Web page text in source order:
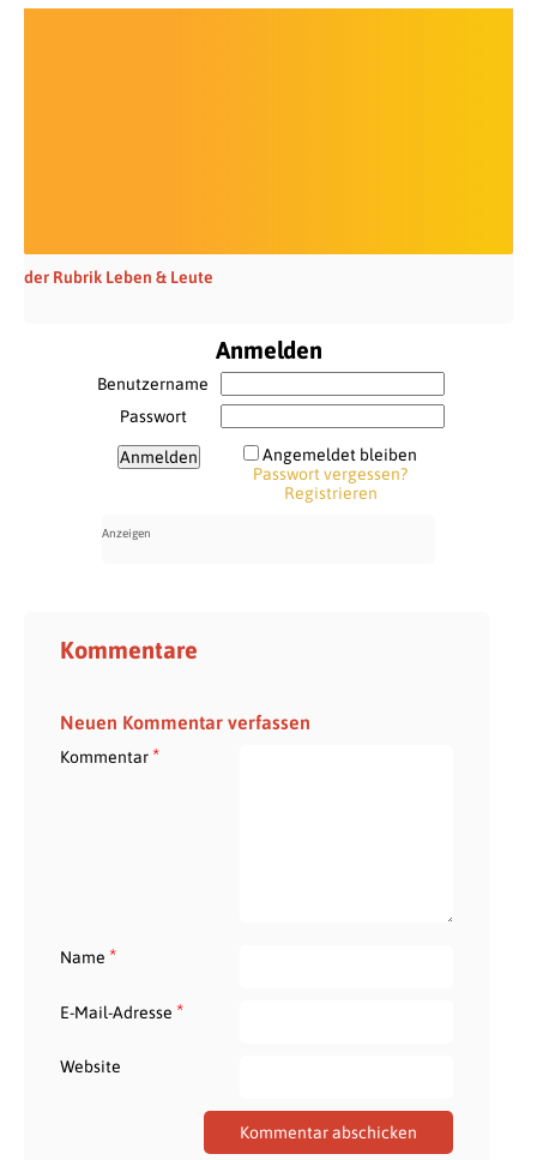
der Rubrik Leben & Leute
Anmelden
Benutzername
Passwort
Angemeldet bleiben
Passwort vergessen?
Registrieren
Kommentare
Neuen Kommentar verfassen
Kommentar*
Name *
E-Mail-Adresse *
Website